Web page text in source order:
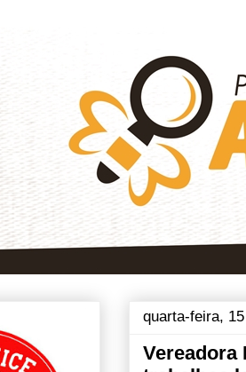
quarta-feira,
Vereadora